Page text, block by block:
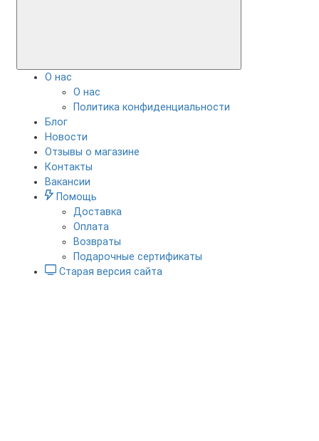
О нас
О нас
Политика конфиденциальности
Блог
Новости
Отзывы о магазине
Контакты
Вакансии
Помощь
Доставка
Оплата
Возвраты
Подарочные сертификаты
Старая версия сайта